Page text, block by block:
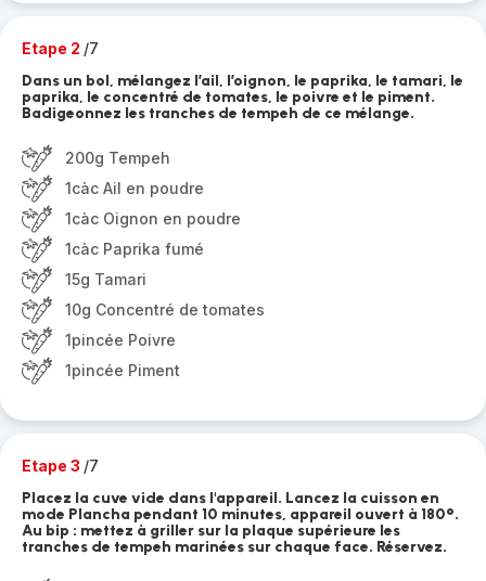
Etape 2 /7
Dans un bol, mélangez l’ail, l’oignon, le paprika, le tamari, le
paprika, le concentré de tomates, le poivre et le piment.
Badigeonnez les tranches de tempeh de ce mélange.
200g Tempeh
1càc Ail en poudre
1càc Oignon en poudre
1càc Paprika fumé
15g Tamari
10g Concentré de tomates
1pincée Poivre
1pincée Piment
Etape 3 /7
Placez la cuve vide dans l'appareil. Lancez la cuisson en
mode Plancha pendant 10 minutes, appareil ouvert à 180°.
Au bip : mettez à griller sur la plaque supérieure les
tranches de tempeh marinées sur chaque face. Réservez.